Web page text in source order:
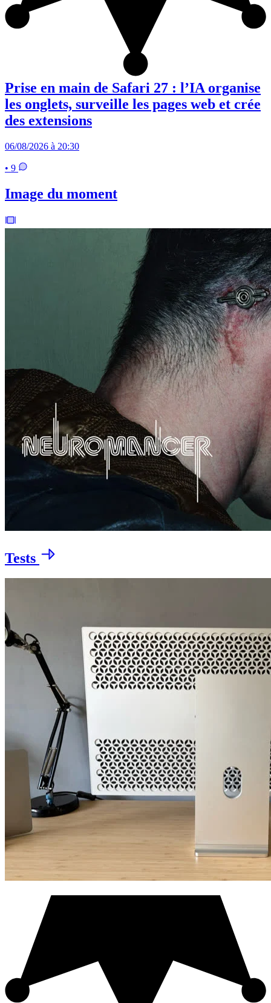
Prise en main de Safari 27 : l’IA organise
les onglets, surveille les pages web et crée
des extensions
06/08/2026 à 20:30
• 9
Image du moment
Tests